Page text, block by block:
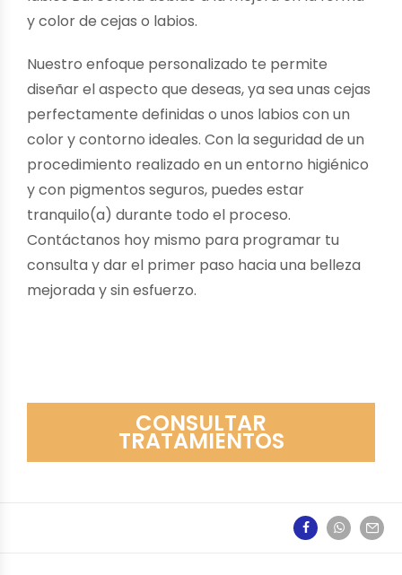
y color de cejas o labios.
Nuestro enfoque personalizado te permite
diseñar el aspecto que deseas, ya sea unas cejas
perfectamente definidas o unos labios con un
color y contorno ideales. Con la seguridad de un
procedimiento realizado en un entorno higiénico
y con pigmentos seguros, puedes estar
tranquilo(a) durante todo el proceso.
Contáctanos hoy mismo para programar tu
consulta y dar el primer paso hacia una belleza
mejorada y sin esfuerzo.
CONSULTAR
TRATAMIENTOS